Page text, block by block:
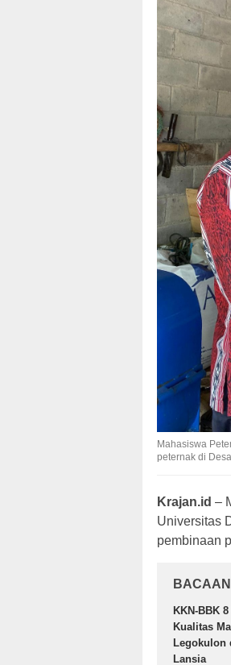
Mahasiswa
peternak di
Krajan.id –
Universitas
pembinaan
KKN-BBK
Kualitas
Legokulon
Lansia